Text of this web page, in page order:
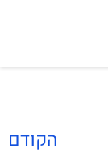
הקודם